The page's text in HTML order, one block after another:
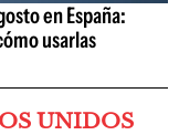
en España:
usarlas
UNIDOS